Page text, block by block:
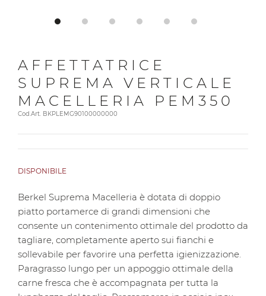
AFFETTATRICE
SUPREMA VERTICALE
MACELLERIA PEM350
Cod.Art. BKPLEMG90100000000
DISPONIBILE
Berkel Suprema Macelleria è dotata di doppio
piatto portamerce di grandi dimensioni che
consente un contenimento ottimale del prodotto da
tagliare, completamente aperto sui fianchi e
sollevabile per favorire una perfetta igienizzazione.
Paragrasso lungo per un appoggio ottimale della
carne fresca che è accompagnata per tutta la